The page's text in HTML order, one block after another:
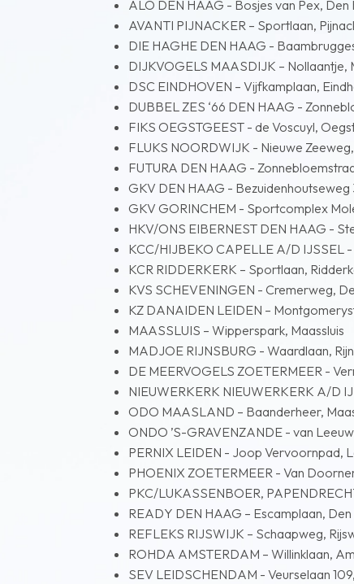
ALO DEN HAAG - Bosjes van Pex, Den
AVANTI PIJNACKER – Sportlaan,
DIE HAGHE DEN HAAG -
DIJKVOGELS MAASDIJK – Nollaantje,
DSC EINDHOVEN – Vijfkamplaan,
DUBBEL ZES ‘66 DEN HAAG -
FIKS OEGSTGEEST - de Voscuyl,
FLUKS NOORDWIJK - Nieuwe
FUTURA DEN HAAG -
GKV DEN HAAG - Bezuidenhoutseweg
GKV GORINCHEM - Sportcomplex
HKV/ONS EIBERNEST DEN HAAG -
KCC/HIJBEKO CAPELLE A/D IJSSEL
KCR RIDDERKERK – Sportlaan,
KVS SCHEVENINGEN - Cremerweg,
KZ DANAIDEN LEIDEN –
MAASSLUIS – Wipperspark, Maassluis
MADJOE RIJNSBURG - Waardlaan,
DE MEERVOGELS ZOETERMEER -
NIEUWERKERK NIEUWERKERK A/D
ODO MAASLAND – Baanderheer,
ONDO ’S-GRAVENZANDE - van
PERNIX LEIDEN - Joop Vervoornpad,
PHOENIX ZOETERMEER - Van
PKC/LUKASSENBOER,
READY DEN HAAG – Escamplaan,
REFLEKS RIJSWIJK – Schaapweg,
ROHDA AMSTERDAM – Willinklaan,
SEV LEIDSCHENDAM - Veurselaan